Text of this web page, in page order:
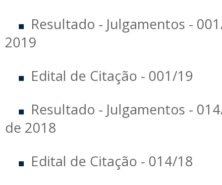
Resultado - Julgamentos -
2019
Edital de Citação - 001/19
Resultado - Julgamentos -
de 2018
Edital de Citação - 014/18